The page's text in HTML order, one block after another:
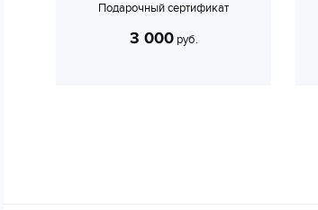
Подарочный сертификат
3 000руб.